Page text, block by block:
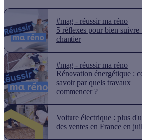
#mag - réussir ma réno
5 réflexes pour bien suivre
chantier
#mag - réussir ma réno
Rénovation énergétique :
savoir par quels travaux
commencer ?
Voiture électrique : plus
des ventes en France en